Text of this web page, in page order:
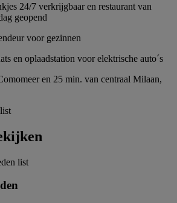
24/7 verkrijgbaar en restaurant van
geopend
voor gezinnen
en oplaadstation voor elektrische auto´s
en 25 min. van centraal Milaan,
list